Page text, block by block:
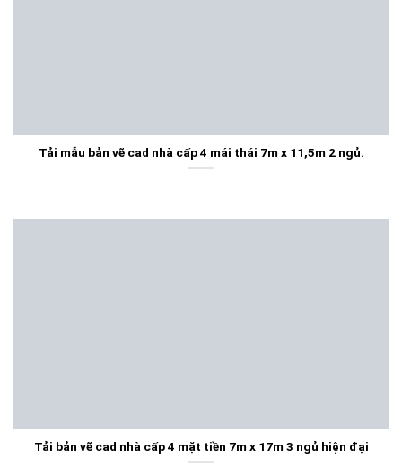
Tải mẫu bản vẽ cad nhà cấp 4 mái thái 7m x 11,5m 2 ngủ.
Tải bản vẽ cad nhà cấp 4 mặt tiền 7m x 17m 3 ngủ hiện đại